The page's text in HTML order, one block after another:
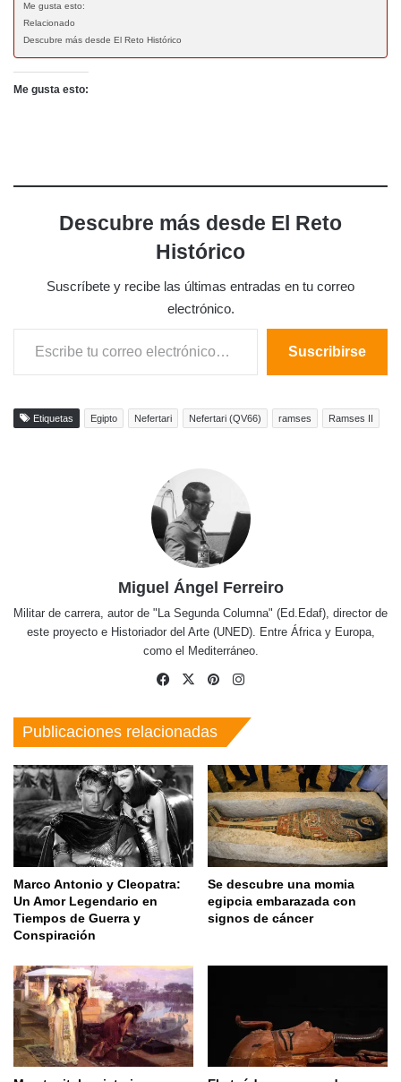
Me gusta esto:
Relacionado
Descubre más desde El Reto Histórico
Me gusta esto:
Descubre más desde El Reto
Histórico
Suscríbete y recibe las últimas entradas en tu correo
electrónico.
Escribe tu correo electrónico…
Suscribirse
Etiquetas Egipto Nefertari Nefertari (QV66) ramses Ramses II
Miguel Ángel Ferreiro
Militar de carrera, autor de "La Segunda Columna" (Ed.Edaf), director de
este proyecto e Historiador del Arte (UNED). Entre África y Europa,
como el Mediterráneo.
Facebook
X Pinterest
Publicaciones relacionadas
Marco Antonio y Cleopatra:
Un Amor Legendario en
Tiempos de Guerra y
Conspiración
Se descubre una momia
egipcia embarazada con
signos de cáncer